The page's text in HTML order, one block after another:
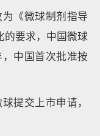
《微球制剂指导
的要求，中国微球
中国首次批准按
提交上市申请，